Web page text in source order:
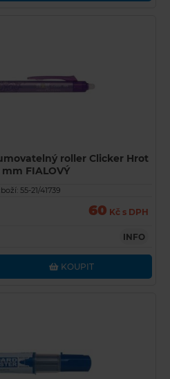
roller Clicker Hrot
FIALOVÝ
55-21/41739
60 Kč s DPH
INFO
KOUPIT